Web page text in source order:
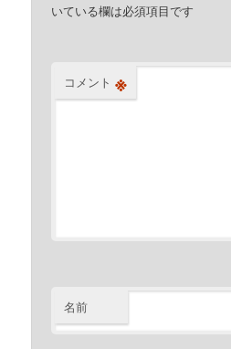
いている欄は必須項目です
コメント ※
名前